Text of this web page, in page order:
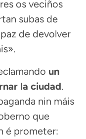
os veciños
subas de
de devolver
un
la ciudad.
nin máis
que
é prometer: